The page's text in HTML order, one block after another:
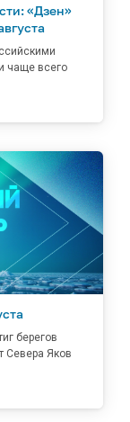
«Дзен»
чаще всего
берегов
Севера Яков